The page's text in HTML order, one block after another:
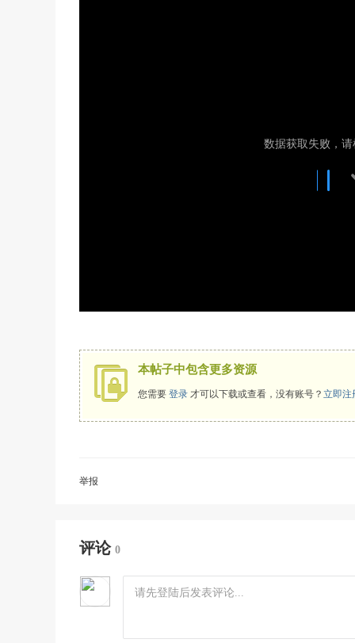
本帖子中包含更多资源
您需要 登录 才可以下载或查看，没有账号？ 立即注
举报
评论 0